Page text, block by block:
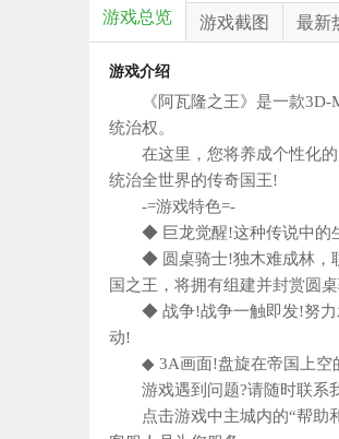
游戏总览 游戏截图 最新
游戏介绍
《阿瓦隆之王》是一款3D-
统治权。
在这里，您将养成个性化的
统治全世界的传奇国王!
-=游戏特色=-
◆ 巨龙觉醒!这种传说中的生
◆ 圆桌骑士!独木难成林，联
国之王，将拥有组建并封赏圆
◆ 战争!战争一触即发!努力
动!
◆ 3A画面!盘旋在帝国上空的
游戏遇到问题?请随时联系
点击游戏中主城内的“帮助和